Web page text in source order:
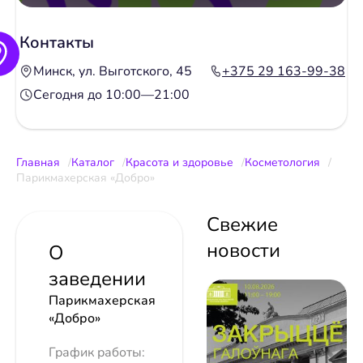
Контакты
Минск, ул. Выготского, 45
+375 29 163-99-38
Сегодня до 10:00—21:00
Главная Каталог Красота и здоровье
Косметология
Парикмахерская «Добро»
О
заведении
Парикмахерская
«Добро»
График работы:
Свежие
новости